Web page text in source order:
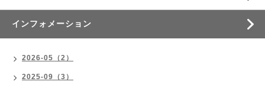
インフォメーション
2026-05（2）
2025-09（3）